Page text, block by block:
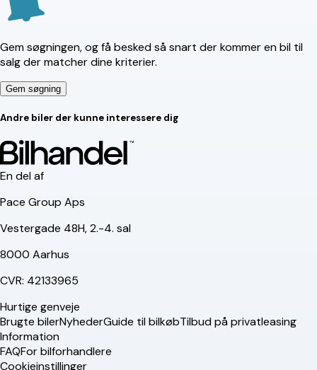
Gem søgningen, og få besked så snart der kommer en bil til
salg der matcher dine kriterier.
Gem søgning
Andre biler der kunne interessere dig
En del af
Pace Group Aps
Vestergade 48H, 2.-4. sal
8000 Aarhus
CVR: 42133965
Hurtige genveje
Brugte bilerNyhederGuide til bilkøbTilbud på privatleasing
Information
FAQFor bilforhandlere
Cookieinstillinger